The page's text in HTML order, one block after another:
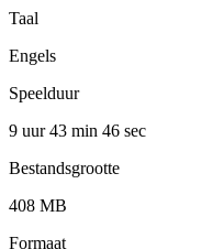
Taal
Engels
Speelduur
9 uur 43 min 46 sec
Bestandsgrootte
408 MB
Formaat